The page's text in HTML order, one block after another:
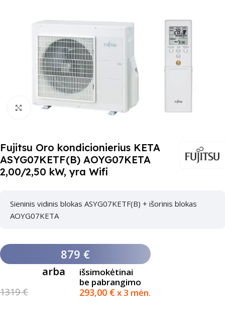
Paspauskite čia, kad padidinti
Fujitsu Oro kondicionierius KETA
ASYG07KETF(B) AOYG07KETA
2,00/2,50 kW, yra Wifi
Sieninis vidinis blokas ASYG07KETF(B) + išorinis blokas
AOYG07KETA
879 €
1319 €
arba
išsimokėtinai
be pabrangimo
293,00 €x 3 mėn.